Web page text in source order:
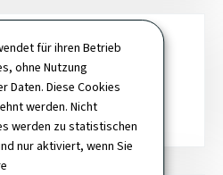
für ihren Betrieb
ohne Nutzung
Daten. Diese Cookies
werden. Nicht
werden zu statistischen
nur aktiviert, wenn Sie